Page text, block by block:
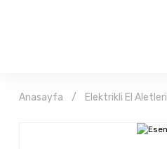
Anasayfa Elektrikli El Aletleri